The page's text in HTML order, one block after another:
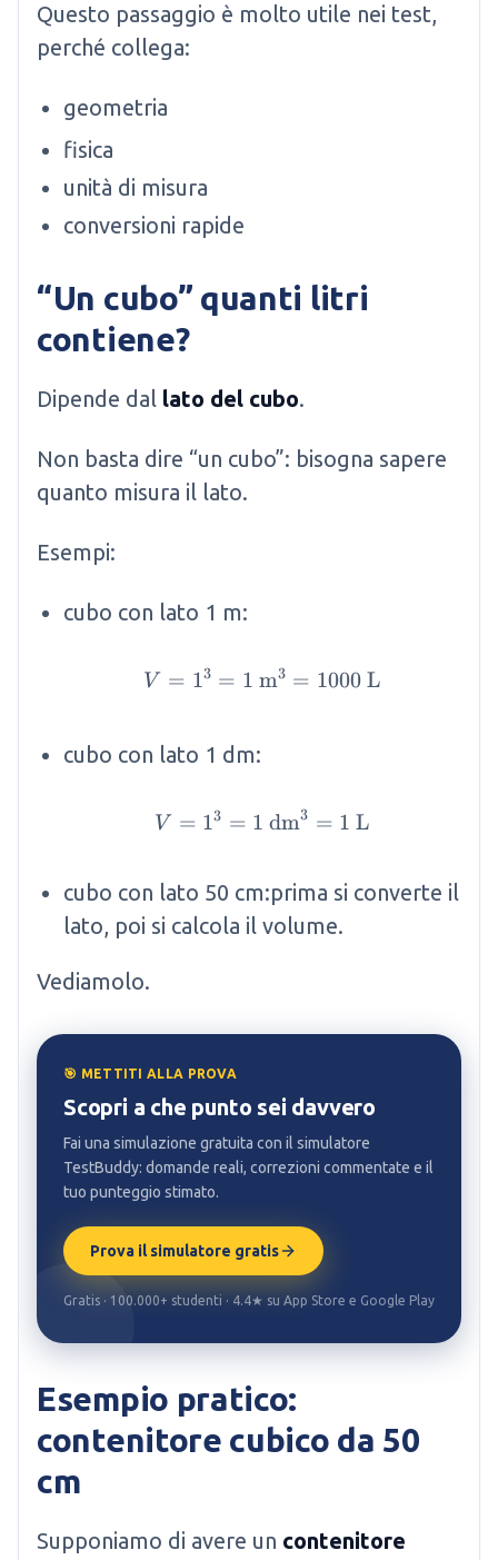
Questo passaggio è molto utile nei test,
perché collega:
geometria
fisica
unità di misura
conversioni rapide
“Un cubo” quanti litri
contiene?
Dipende dal lato del cubo.
Non basta dire “un cubo”: bisogna sapere
quanto misura il lato.
Esempi:
cubo con lato 1 m:
V = 1^3 = 1
V = 13 = 1 m3 = 1000 L
cubo con lato 1 dm:
V = 1^3 = 1
V = 13 = 1 dm3 = 1 L
cubo con lato 50 cm:prima si converte il
lato, poi si calcola il volume.
Vediamolo.
🎯 METTITI ALLA PROVA
Scopri a che punto sei davvero
Fai una simulazione gratuita con il simulatore
TestBuddy: domande reali, correzioni commentate e il
tuo punteggio stimato.
Prova il simulatore gratis
Gratis · 100.000+ studenti · 4.4★ su App Store e Google Play
Esempio pratico:
contenitore cubico da 50
cm
Supponiamo di avere un contenitore